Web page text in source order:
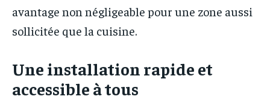
avantage non négligeable pour une zone aussi
sollicitée que la cuisine.
Une installation rapide et
accessible à tous